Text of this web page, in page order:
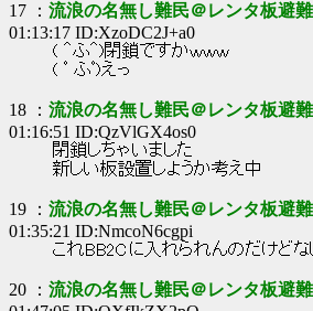
17 ： 流浪の名無し難民＠レンタ板避
01:13:17 ID:XzoDC2J+a0
( ＾ふ＾)閉鎖ですかｗｗｗ
( ﾟ ふﾟ)えっ
18 ： 流浪の名無し難民＠レンタ板避
01:16:51 ID:QzVlGX4os0
閉鎖しちゃいました
新しい板設置しようか考え中
19 ： 流浪の名無し難民＠レンタ板避
01:35:21 ID:NmcoN6cgpi
これBB2Cに入れられんのだけどな
20 ： 流浪の名無し難民＠レンタ板避